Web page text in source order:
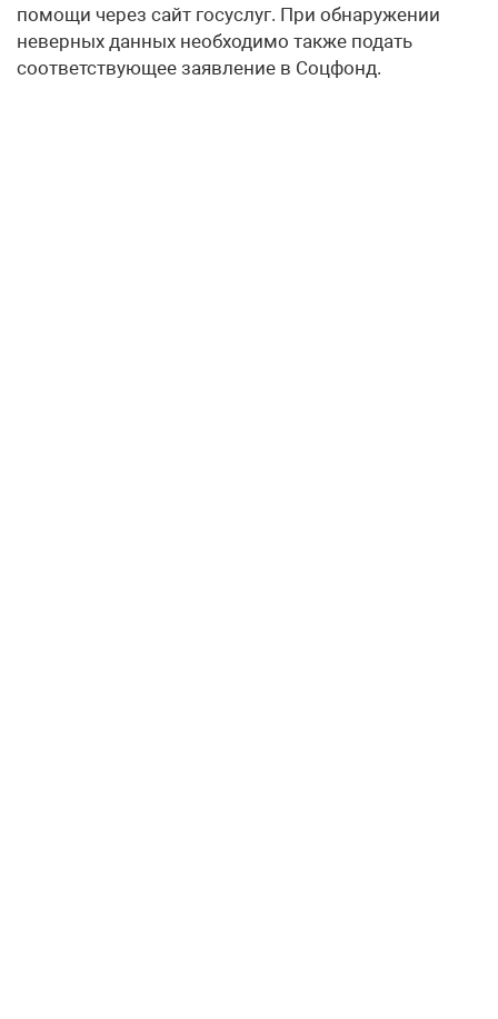
помощи через сайт госуслуг. При обнаружении
неверных данных необходимо также подать
соответствующее заявление в Соцфонд.